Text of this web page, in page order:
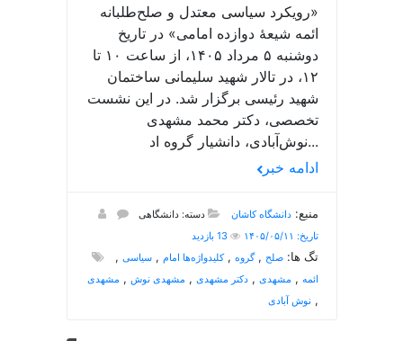
«رویکرد سیاسی معتدل و صلح‌طلبانه
ائمه شیعۀ دوازده امامی» در تاریخ
دوشنبه ۵ مرداد ۱۴۰۵، از ساعت ۱۰ تا
۱۲، در تالار شهید سلیمانی ساختمان
شهید رئیسی برگزار شد. در این نشست
تخصصی، دکتر محمد مشهدی
نوش‌آبادی، دانشیار گروه اد...
ادامه خبر
منبع:دانشگاه کاشان
دسته: دانشگاهی
تاریخ: ۱۴۰۵/۰۵/۱۱
13 بازدید
تگ ها:صلح ,گروه ,کلیدواژه‌ها امام ,سیاسی ,
ائمه , مشهدی ,دکتر مشهدی , مشهدی نوش , مشهدی
نوش آبادی ,